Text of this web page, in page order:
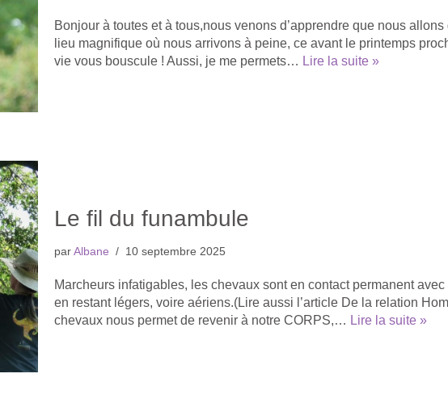
Bonjour à toutes et à tous,nous venons d’apprendre que nous
lieu magnifique où nous arrivons à peine, ce avant le printemps
vie vous bouscule ! Aussi, je me permets… Lire la suite »
Le fil du funambule
parAlbane 10 septembre 2025
Marcheurs infatigables, les chevaux sont en contact permanent
en restant légers, voire aériens.(Lire aussi l’article De la relation
chevaux nous permet de revenir à notre CORPS,… Lire la suite »